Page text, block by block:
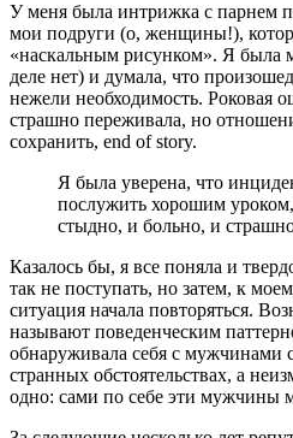
У меня была интрижка с парнем
мои подруги (о, женщины!),
«наскальным рисунком». Я была
деле нет) и думала, что
нежели необходимость. Роковая
страшно переживала, но
сохранить, end of story.
Я была уверена, что
послужить хорошим
стыдно, и больно, и
Казалось бы, я все поняла и
так не поступать, но затем, к
ситуация начала повторяться.
называют поведенческим
обнаруживала себя с мужчинами
странных обстоятельствах, а
одно: сами по себе эти мужчины